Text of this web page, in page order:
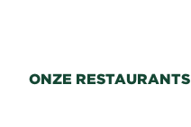
ONZE RESTAURANTS